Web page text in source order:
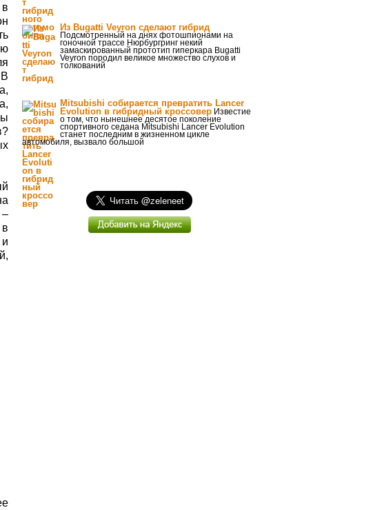
–
Из Bugatti Veyron сделают гибрид
Подсмотренный на днях фотошпионами на
гоночной трассе Нюрбургринг некий
замаскированный прототип гиперкара Bugatti
Veyron породил великое множество слухов и
толкований
Mitsubishi собирается превратить Lancer
Evolution в гибридный кроссовер Известие
о том, что нынешнее десятое поколение
спортивного седана Mitsubishi Lancer Evolution
станет последним в жизненном цикле
автомобиля, вызвало большой